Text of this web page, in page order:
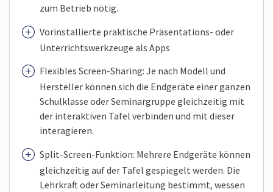
zum Betrieb nötig.
Vorinstallierte praktische Präsentations- oder
Unterrichts­werkzeuge als Apps
Flexibles Screen-Sharing: Je nach Modell und
Hersteller können sich die Endgeräte einer ganzen
Schul­klasse oder Seminar­gruppe gleichzeitig mit
der interaktiven Tafel verbinden und mit dieser
interagieren.
Split-Screen-Funktion: Mehrere Endgeräte können
gleichzeitig auf der Tafel gespiegelt werden. Die
Lehrkraft oder Seminar­leitung bestimmt, wessen